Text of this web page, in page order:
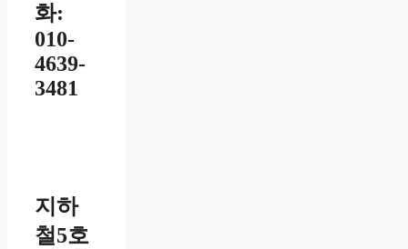
화:
010-
4639-
3481
지하
철5호